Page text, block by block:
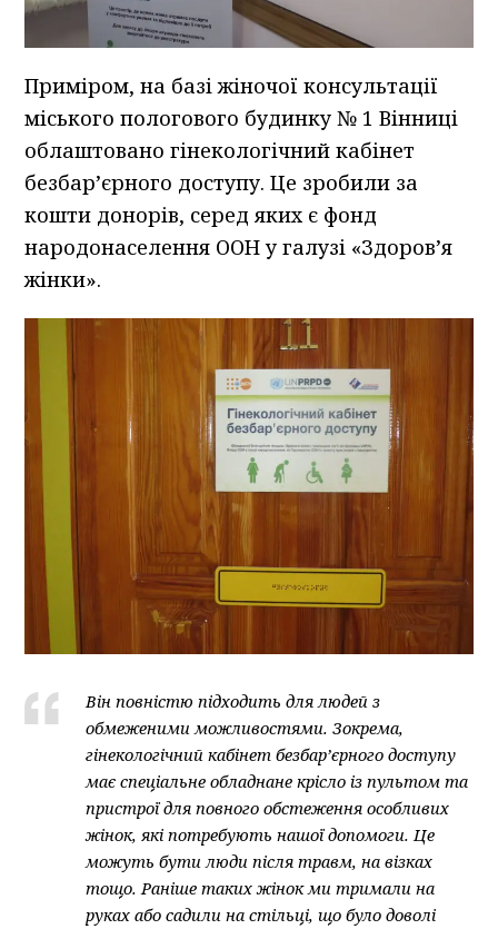
Приміром, на базі жіночої консультації
міського пологового будинку № 1 Вінниці
облаштовано гінекологічний кабінет
безбар’єрного доступу. Це зробили за
кошти донорів, серед яких є фонд
народонаселення ООН у галузі «Здоров’я
жінки».
Він повністю підходить для людей з
обмеженими можливостями. Зокрема,
гінекологічний кабінет безбар’єрного доступу
має спеціальне обладнане крісло із пультом та
пристрої для повного обстеження особливих
жінок, які потребують нашої допомоги. Це
можуть бути люди після травм, на візках
тощо. Раніше таких жінок ми тримали на
руках або садили на стільці, що було доволі